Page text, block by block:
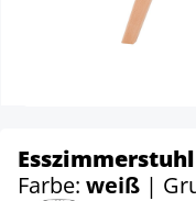
Farbe: weiß |